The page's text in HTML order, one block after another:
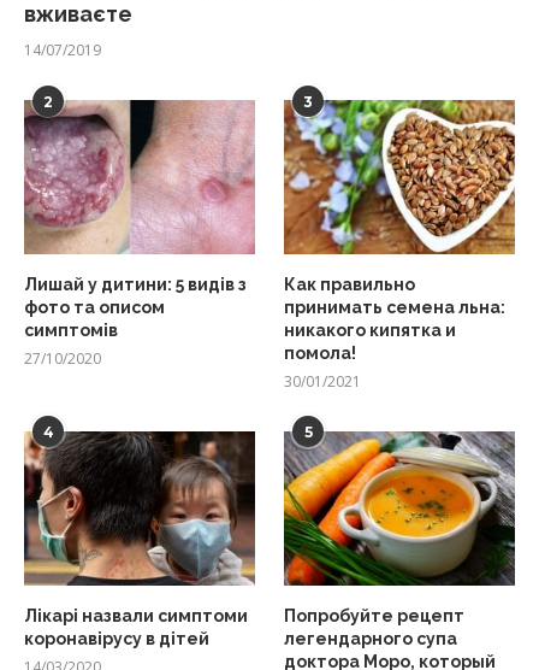
вживаєте
14/07/2019
2
Лишай у дитини: 5 видів з
фото та описом
симптомів
27/10/2020
3
Как правильно
принимать семена льна:
никакого кипятка и
помола!
30/01/2021
4
Лікарі назвали симптоми
коронавірусу в дітей
5
Попробуйте рецепт
легендарного супа
доктора Моро, который